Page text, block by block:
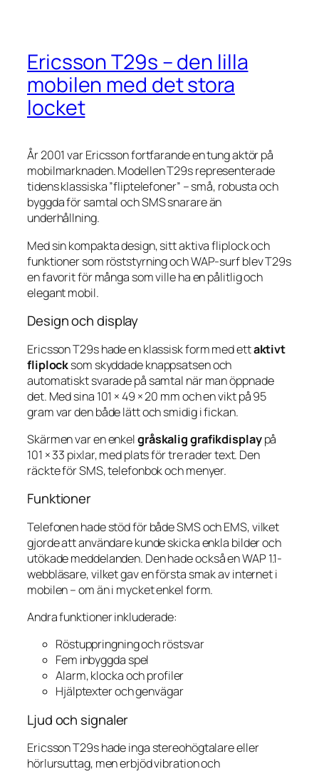
Ericsson T29s – den lilla
mobilen med det stora
locket
År 2001 var Ericsson fortfarande en tung aktör på
mobilmarknaden. Modellen T29s representerade
tidens klassiska ”fliptelefoner” – små, robusta och
byggda för samtal och SMS snarare än
underhållning.
Med sin kompakta design, sitt aktiva fliplock och
funktioner som röststyrning och WAP-surf blev T29s
en favorit för många som ville ha en pålitlig och
elegant mobil.
Design och display
Ericsson T29s hade en klassisk form med ettaktivt
fliplocksom skyddade knappsatsen och
automatiskt svarade på samtal när man öppnade
det. Med sina 101 × 49 × 20 mm och en vikt på 95
gram var den både lätt och smidig i fickan.
Skärmen var en enkelgråskalig grafikdisplaypå
101 × 33 pixlar, med plats för tre rader text. Den
räckte för SMS, telefonbok och menyer.
Funktioner
Telefonen hade stöd för både SMS och EMS, vilket
gjorde att användare kunde skicka enkla bilder och
utökade meddelanden. Den hade också en WAP 1.1-
webbläsare, vilket gav en första smak av internet i
mobilen – om än i mycket enkel form.
Andra funktioner inkluderade:
Röstuppringning och röstsvar
Fem inbyggda spel
Alarm, klocka och profiler
Hjälptexter och genvägar
Ljud och signaler
Ericsson T29s hade inga stereohögtalare eller
hörlursuttag, men erbjöd vibration och